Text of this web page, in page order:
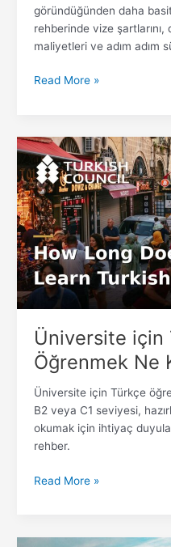
göründüğünden daha
rehberinde vize
maliyetleri ve adım adım
Read More »
Üniversite için
Öğrenmek Ne
Üniversite için Türkçe
B2 veya C1 seviyesi,
okumak için ihtiyaç
rehber.
Üniversite
için
Türkçe
Öğrenmek
Ne
Kadar
Sürer?
Read More »